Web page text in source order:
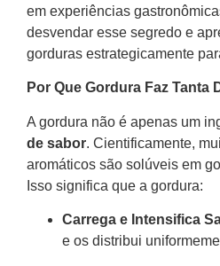
em experiências
desvendar esse segredo e
gorduras estrategicamente
Por Que Gordura Faz Tanta
A gordura não é apenas um
de sabor. Cientificamente,
aromáticos são solúveis em
Isso significa que a gordura:
Carrega e Intensifica
e os distribui